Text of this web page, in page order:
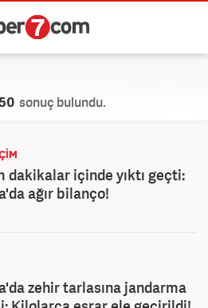
50 sonuç bulundu.
dakikalar içinde yıktı geçti:
ağır bilanço!
zehir tarlasına jandarma